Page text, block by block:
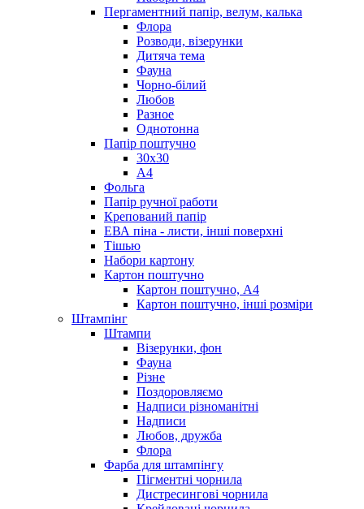
Пергаментний папір, велум, калька
Флора
Розводи, візерунки
Дитяча тема
Фауна
Чорно-білий
Любов
Разное
Однотонна
Папір поштучно
30х30
А4
Фольга
Папір ручної работи
Крепований папір
ЕВА піна - листи, інші поверхні
Тішью
Набори картону
Картон поштучно
Картон поштучно, А4
Картон поштучно, інші розміри
Штампінг
Штампи
Візерунки, фон
Фауна
Різне
Поздоровляємо
Надписи різноманітні
Надписи
Любов, дружба
Флора
Фарба для штампінгу
Пігментні чорнила
Дистресингові чорнила